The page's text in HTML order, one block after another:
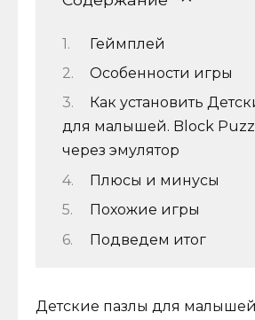
Геймплей
Особенности игры
Как установить
для малышей. Block
через эмулятор
Плюсы и минусы
Похожие игры
Подведем итог
Детские пазлы для